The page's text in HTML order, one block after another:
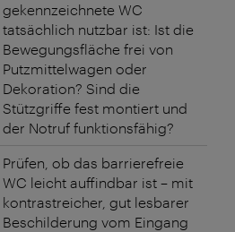
gekennzeichnete WC
tatsächlich nutzbar ist: Ist die
Bewegungsfläche frei von
Putzmittelwagen oder
Dekoration? Sind die
Stützgriffe fest montiert und
der Notruf funktionsfähig?
Prüfen, ob das barrierefreie
WC leicht auffindbar ist – mit
kontrastreicher, gut lesbarer
Beschilderung vom Eingang